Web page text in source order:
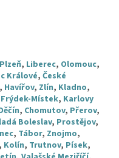
Plzeň, Liberec, Olomouc,
Králové, České
, Havířov, Zlín, Kladno,
Frýdek-Místek, Karlovy
, Chomutov, Přerov,
Boleslav, Prostějov,
, Tábor, Znojmo,
, Kolín, Trutnov, Písek,